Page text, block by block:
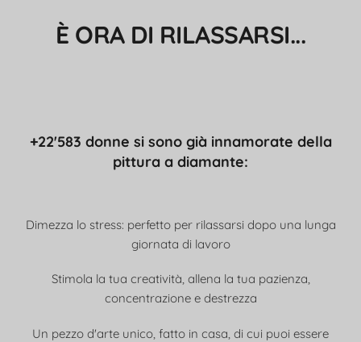
È ORA DI RILASSARSI...
+22'583 donne si sono già innamorate della
pittura a diamante:
Dimezza lo stress: perfetto per rilassarsi dopo una lunga
giornata di lavoro
Stimola la tua creatività, allena la tua pazienza,
concentrazione e destrezza
Un pezzo d'arte unico, fatto in casa, di cui puoi essere